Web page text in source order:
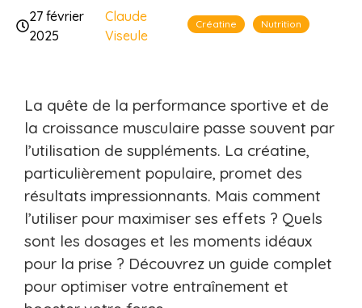
27 février
2025
Claude
Viseule
Créatine Nutrition
La quête de la performance sportive et de
la croissance musculaire passe souvent par
l’utilisation de suppléments. La créatine,
particulièrement populaire, promet des
résultats impressionnants. Mais comment
l’utiliser pour maximiser ses effets ? Quels
sont les dosages et les moments idéaux
pour la prise ? Découvrez un guide complet
pour optimiser votre entraînement et